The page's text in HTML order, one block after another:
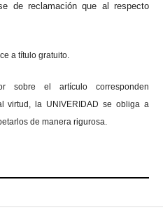
de reclamación que al respecto
a título gratuito.
sobre el artículo corresponden
virtud, la UNIVERIDAD se obliga a
de manera rigurosa.